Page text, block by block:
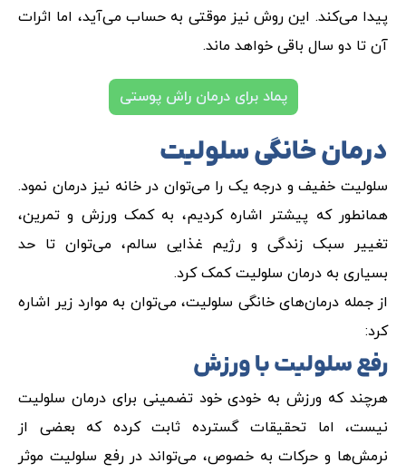
پیدا می‌کند. این روش نیز موقتی به حساب می‌آید، اما اثرات
آن تا دو سال باقی خواهد ماند.
پماد برای درمان راش پوستی
درمان خانگی سلولیت
سلولیت خفیف و درجه یک را می‌توان در خانه نیز درمان نمود.
همانطور که پیشتر اشاره کردیم، به کمک ورزش و تمرین،
تغییر سبک زندگی و رژیم غذایی سالم، می‌توان تا حد
بسیاری به درمان سلولیت کمک کرد.
از جمله درمان‌های خانگی سلولیت، می‌توان به موارد زیر اشاره
کرد:
رفع سلولیت با ورزش
هرچند که ورزش به خودی خود تضمینی برای درمان سلولیت
نیست، اما تحقیقات گسترده ثابت کرده که بعضی از
نرمش‌ها و حرکات به خصوص، می‌تواند در رفع سلولیت موثر